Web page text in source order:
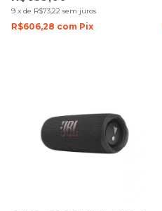
9 x de R$73,22 sem juros
R$606,28 com Pix